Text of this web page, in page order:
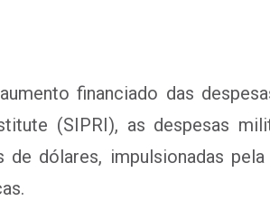
financiado das
(SIPRI), as despesas
dólares, impulsionadas